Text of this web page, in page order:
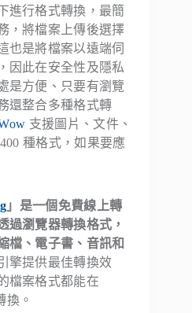
進行格式轉換，最簡
，將檔案上傳後選擇
也是將檔案以遠端伺
因此在安全性及隱私
是方便、只要有瀏覽
還整合多種格式轉
支援圖片、文件、
種格式，如果要應
」是一個免費線上轉
過瀏覽器轉換格式，
檔、電子書、音訊和
擎提供最佳轉換效
檔案格式都能在
換。